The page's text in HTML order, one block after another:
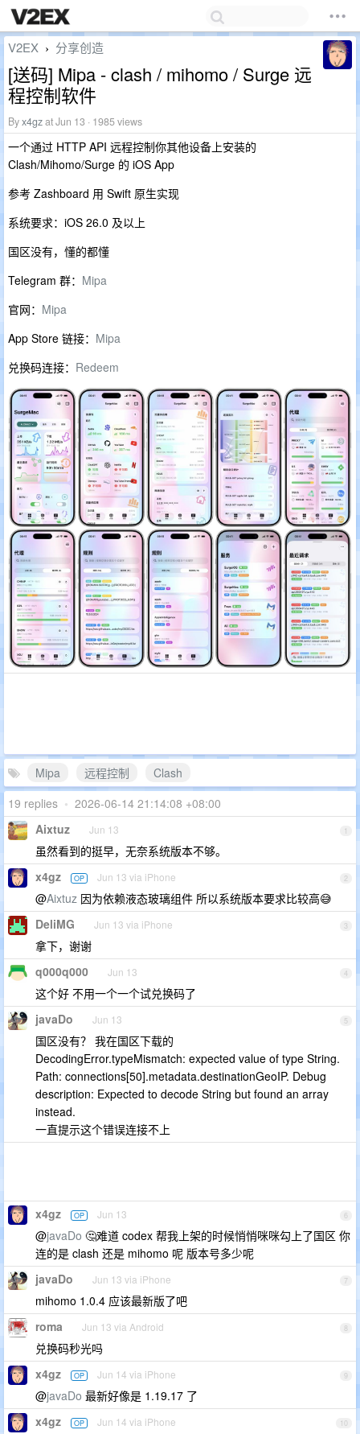
V2EX › 分享创造
[送码] Mipa - clash / mihomo / Surge 远
程控制软件
Byx4gzat Jun 13 · 1985 views
一个通过 HTTP API 远程控制你其他设备上安装的
Clash/Mihomo/Surge 的 iOS App
参考 Zashboard 用 Swift 原生实现
系统要求：iOS 26.0 及以上
国区没有，懂的都懂
Telegram 群： Mipa
官网： Mipa
App Store 链接： Mipa
兑换码连接： Redeem
Mipa 远程控制
Clash
19 replies • 2026-06-14 21:14:08 +08:00
1
Aixtuz Jun 13
虽然看到的挺早，无奈系统版本不够。
2
x4gz OP Jun 13 via iPhone
@Aixtuz 因为依赖液态玻璃组件 所以系统版本要求比较高😅
3
DeliMG Jun 13 via iPhone
拿下，谢谢
4
q000q000 Jun 13
这个好 不用一个一个试兑换码了
5
javaDo Jun 13
国区没有？ 我在国区下载的
DecodingError.typeMismatch: expected value of type String.
Path: connections[50].metadata.destinationGeoIP. Debug
description: Expected to decode String but found an array
instead.
一直提示这个错误连接不上
6
x4gz OP Jun 13
@javaDo 🤔难道 codex 帮我上架的时候悄悄咪咪勾上了国区 你
连的是 clash 还是 mihomo 呢 版本号多少呢
7
javaDo Jun 13 via iPhone
mihomo 1.0.4 应该最新版了吧
8
roma Jun 13 via Android
兑换码秒光吗
9
x4gz OP Jun 14 via iPhone
@javaDo 最新好像是 1.19.17 了
10
x4gz OP Jun 14 via iPhone